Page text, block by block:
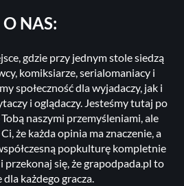
O NAS:
gdzie przy jednym stole siedzą
komiksiarze, serialomaniacy i
społeczność dla wyjadaczy, jak i
i oglądaczy. Jesteśmy tutaj po
naszymi przemyśleniami, ale
że każda opinia ma znaczenie, a
popkulturę kompletnie
przekonaj się, że grapodpada.pl to
dla każdego gracza.